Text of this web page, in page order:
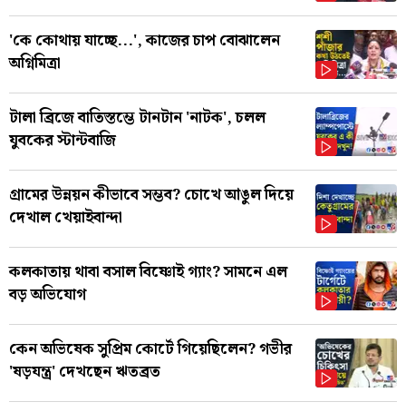
'কে কোথায় যাচ্ছে...', কাজের চাপ বোঝালেন
অগ্নিমিত্রা
টালা ব্রিজে বাতিস্তম্ভে টানটান 'নাটক', চলল
যুবকের স্টান্টবাজি
গ্রামের উন্নয়ন কীভাবে সম্ভব? চোখে আঙুল দিয়ে
দেখাল খেয়াইবান্দা
কলকাতায় থাবা বসাল বিষ্ণোই গ্যাং? সামনে এল
বড় অভিযোগ
কেন অভিষেক সুপ্রিম কোর্টে গিয়েছিলেন? গভীর
'ষড়যন্ত্র' দেখছেন ঋতব্রত